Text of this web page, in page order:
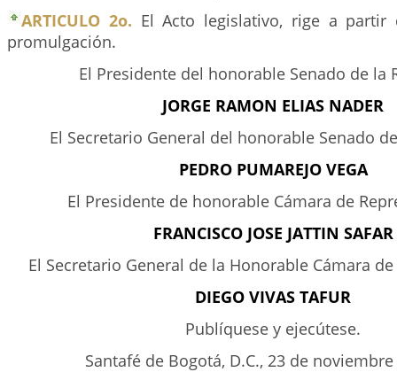
ARTICULO 2o. El Acto legislativo, rige a
promulgación.
El Presidente del honorable Senado de la
JORGE RAMON ELIAS NADER
El Secretario General del honorable Senado
PEDRO PUMAREJO VEGA
El Presidente de honorable Cámara de
FRANCISCO JOSE JATTIN SAFAR
El Secretario General de la Honorable Cámara
DIEGO VIVAS TAFUR
Publíquese y ejecútese.
Santafé de Bogotá, D.C., 23 de